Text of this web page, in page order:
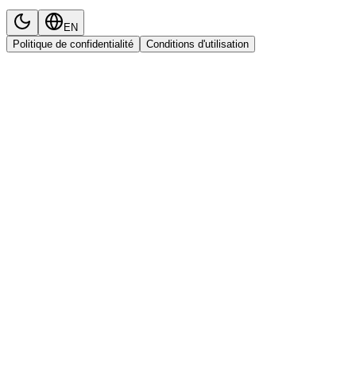
EN
Politique de confidentialité
Conditions d'utilisation